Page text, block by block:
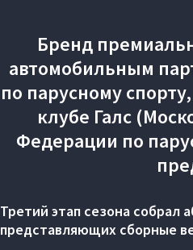
Бренд
автомобильным
по парусному
клубе Галс
Федерации по
Третий этап сезона собрал
представляющих сборные